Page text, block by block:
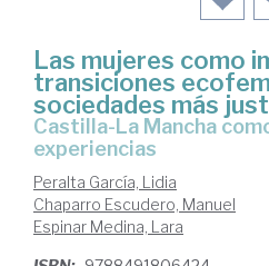
Las mujeres como
transiciones
sociedades más
Castilla-La Mancha como laboratorio de
experiencias
Peralta García, Lidia
Chaparro Escudero, Manuel
Espinar Medina, Lara